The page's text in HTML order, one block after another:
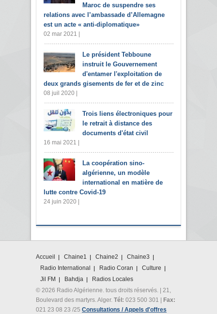
Maroc de suspendre ses
relations avec l’ambassade d’Allemagne
est un acte « anti-diplomatique»
02 mar 2021 |
Le président Tebboune
instruit le Gouvernement
d'entamer l'exploitation de
deux grands gisements de fer et de zinc
08 juil 2020 |
Trois liens électroniques pour
le retrait à distance des
documents d'état civil
16 mai 2021 |
La coopération sino-
algérienne, un modèle
international en matière de
lutte contre Covid-19
24 juin 2020 |
Accueil Chaine1 Chaine2
Chaine3
Radio International
Radio Coran
Culture
Jil FM
Bahdja
Radios Locales
© 2026 Radio Algérienne. tous droits réservés. | 21,
Boulevard des martyrs. Alger. Tél: 023 500 301 |
Fax:
021 23 08 23 /25 Consultations / Appels d'offres